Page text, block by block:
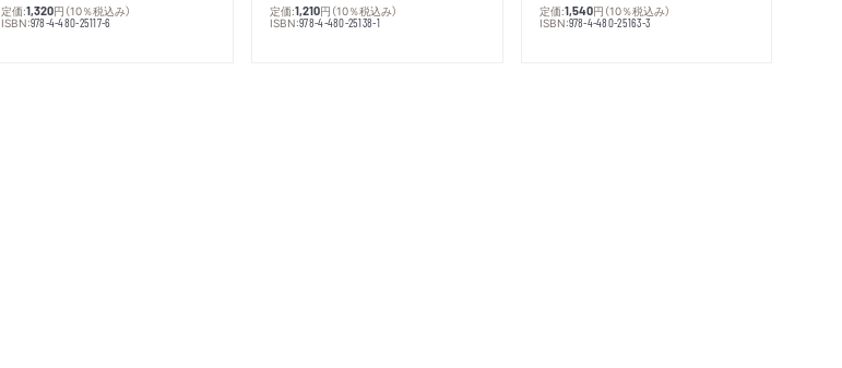
定価:1,320円 （10％税込み）
ISBN:978-4-480-25117-6
定価:1,210円 （10％税込み）
ISBN:978-4-480-25138-1
定価:1,540円 （10％税込み）
ISBN:978-4-480-25163-3